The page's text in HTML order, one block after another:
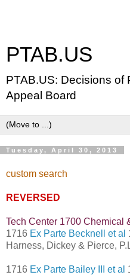
PTAB.US
PTAB.US: Decisions of
Appeal Board
Tuesday, April 30, 2013
custom search
REVERSED
Tech Center 1700 Chemical
1716 Ex Parte Becknell et al
Harness, Dickey & Pierce,
1716 Ex Parte Bailey III et al